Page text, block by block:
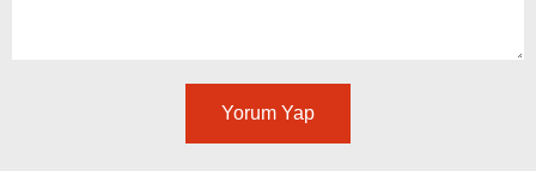
Yorum Yap